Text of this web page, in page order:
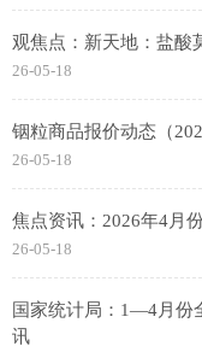
观焦点：新天地：盐酸
26-05-18
铟粒商品报价动态（
26-05-18
焦点资讯：2026年4月
26-05-18
国家统计局：1—4月份
讯